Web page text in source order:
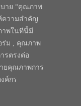
าย “คุณภาพ
ความสำคัญ
พในทีนี้มี
ร่ม , คุณภาพ
รตรงต่อ
ยคุณภาพการ
ค์กร